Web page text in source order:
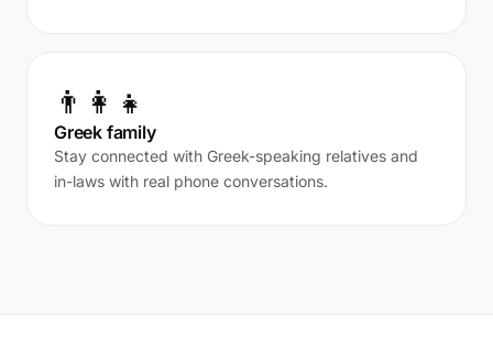
👨‍👩‍👧
Greek family
Stay connected with Greek-speaking relatives and
in-laws with real phone conversations.